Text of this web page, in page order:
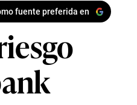
fuente preferida en